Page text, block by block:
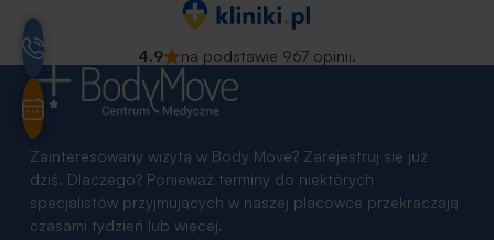
4.9 na podstawie 967 opinii.
Zainteresowany wizytą w Body Move? Zarejestruj się już
dziś. Dlaczego? Ponieważ terminy do niektórych
specjalistów przyjmujących w naszej placówce przekraczają
czasami tydzień lub więcej.